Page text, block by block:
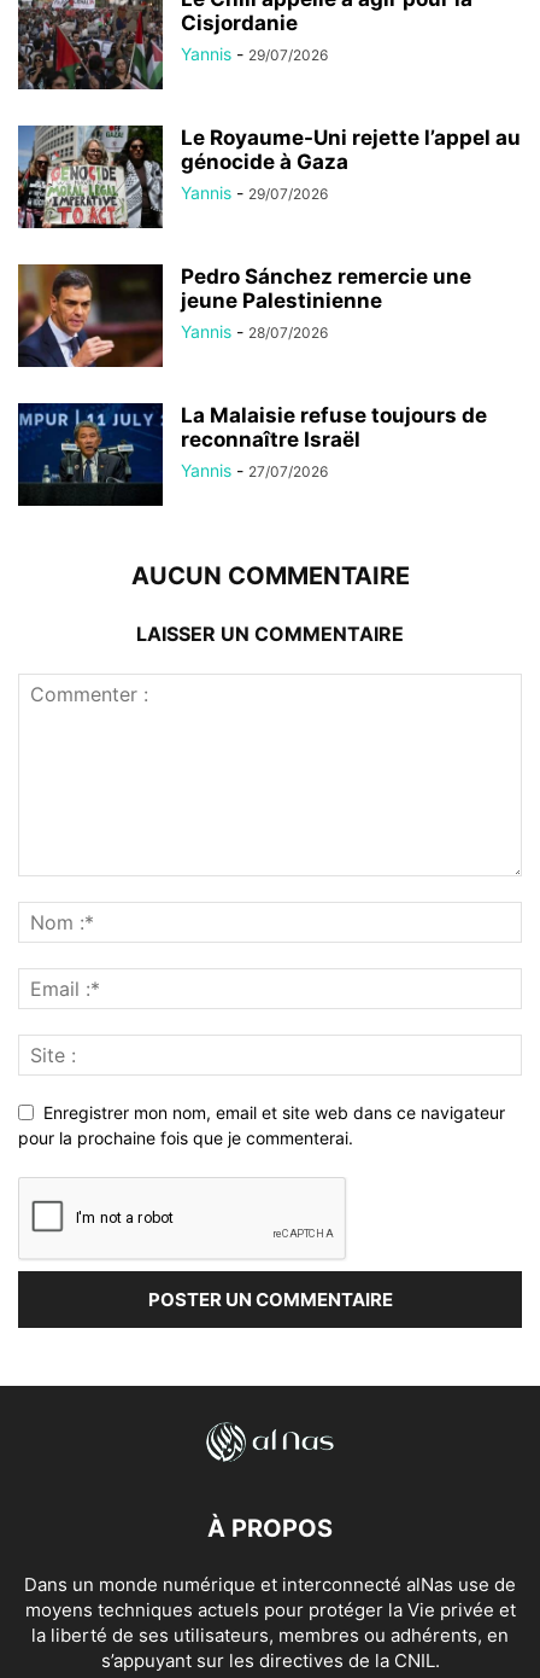
Cisjordanie
Yannis - 29/07/2026
Le Royaume-Uni rejette l’appel au
génocide à Gaza
Yannis - 29/07/2026
Pedro Sánchez remercie une
jeune Palestinienne
Yannis - 28/07/2026
La Malaisie refuse toujours de
reconnaître Israël
Yannis - 27/07/2026
AUCUN COMMENTAIRE
LAISSER UN COMMENTAIRE
Enregistrer mon nom, email et site web dans ce navigateur
pour la prochaine fois que je commenterai.
À PROPOS
Dans un monde numérique et interconnecté alNas use de
moyens techniques actuels pour protéger la Vie privée et
la liberté de ses utilisateurs, membres ou adhérents, en
s’appuyant sur les directives de la CNIL.